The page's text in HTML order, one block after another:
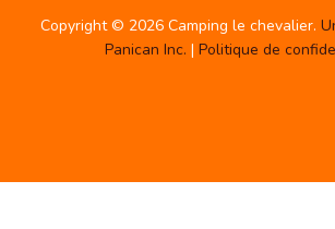
Copyright © 2026 Camping le chevalier.
Panican Inc. | Politique de